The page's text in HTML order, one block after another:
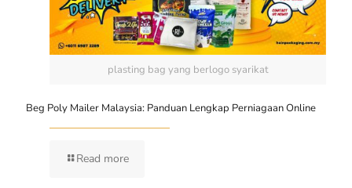
plasting bag yang berlogo syarikat
Beg Poly Mailer Malaysia: Panduan Lengkap Perniagaan Online
Read more